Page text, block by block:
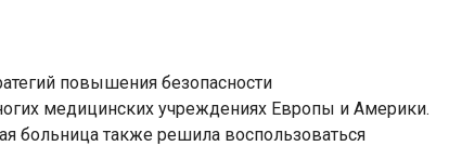
повышения безопасности
медицинских учреждениях Европы и Америки.
больница также решила воспользоваться